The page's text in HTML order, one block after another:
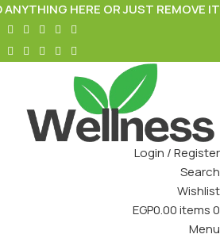
ANYTHING HERE OR JUST REMOVE IT…
Login / Register
Search
Wishlist
0
items
EGP0.00
Menu